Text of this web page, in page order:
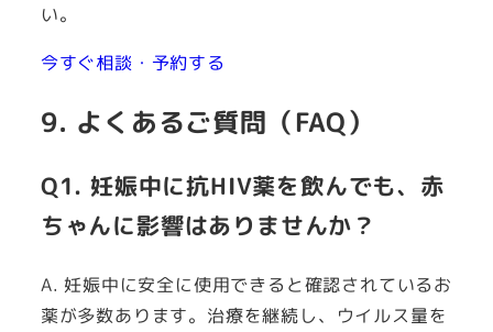
い。
今すぐ相談・予約する
9. よくあるご質問（FAQ）
Q1. 妊娠中に抗HIV薬を飲んでも、赤
ちゃんに影響はありませんか？
A. 妊娠中に安全に使用できると確認されているお
薬が多数あります。治療を継続し、ウイルス量を